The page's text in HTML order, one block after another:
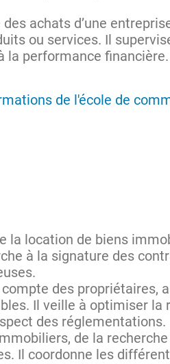
achats d’une
ou services. Il
performance
de l'école de
la location de biens
à la signature des
des propriétaires,
Il veille à optimiser la
des réglementations.
de la
Il coordonne les